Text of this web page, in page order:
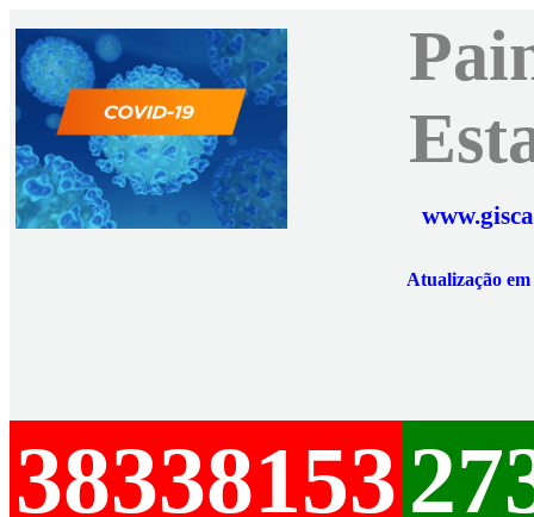
Atualização
38338153